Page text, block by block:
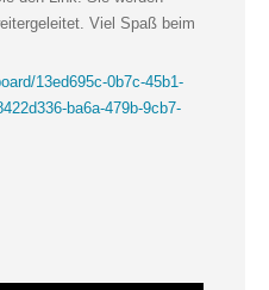
Viel Spaß beim
13ed695c-0b7c-45b1-
ba6a-479b-9cb7-